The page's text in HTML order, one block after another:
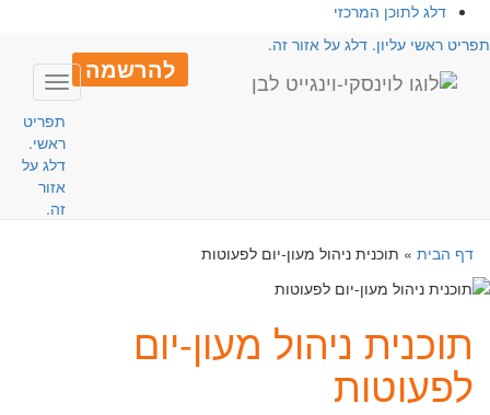
דלג לתוכן המרכזי
ראשי עליון. דלג על אזור זה.
להרשמה
Toggle
תפריט
ראשי.
דלג על
אזור
זה.
דף הבית» תוכנית ניהול מעון-יום לפעוטות
תוכנית ניהול מעון-יום
לפעוטות